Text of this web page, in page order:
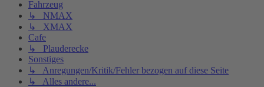
Fahrzeug
↳ NMAX
↳ XMAX
Cafe
↳ Plauderecke
Sonstiges
↳ Anregungen/Kritik/Fehler bezogen auf diese Seite
↳ Alles andere...